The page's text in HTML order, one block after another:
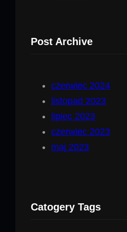
Post Archive
czerwiec 2024
listopad 2023
lipiec 2023
czerwiec 2023
maj 2023
Catogery Tags